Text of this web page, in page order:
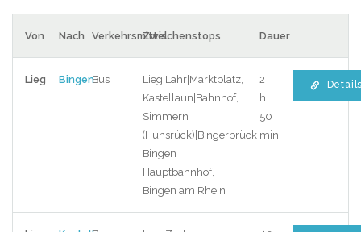
Von Nach VerkehrsmittelZwischenstops Dauer
Lieg BingenBus
Lieg|Lahr|Marktplatz,
Kastellaun|Bahnhof,
Simmern
(Hunsrück)|Bingerbrück
Bingen
Hauptbahnhof,
Bingen am Rhein
2
h
50
min